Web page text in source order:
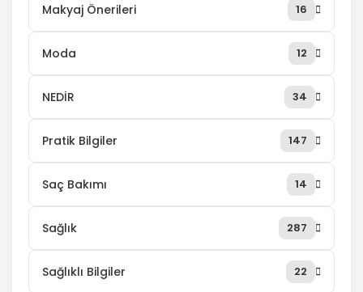
Makyaj Önerileri 16
Moda 12
NEDİR 34
Pratik Bilgiler 147
Saç Bakımı 14
Sağlık 287
Sağlıklı Bilgiler 22